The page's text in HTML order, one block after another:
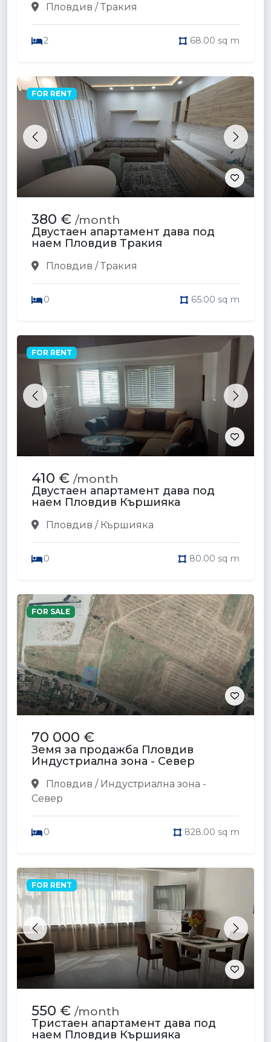
Пловдив / Тракия
2 68.00 sq m
Previous Next
FOR RENT
380 € /month
Двустаен апартамент дава под
наем Пловдив Тракия
Пловдив / Тракия
0 65.00 sq m
Previous Next
FOR RENT
410 € /month
Двустаен апартамент дава под
наем Пловдив Кършияка
Пловдив / Кършияка
0 80.00 sq m
FOR SALE
70 000 €
Земя за продажба Пловдив
Индустриална зона - Север
Пловдив / Индустриална зона -
Север
0 828.00 sq m
Previous Next
FOR RENT
550 € /month
Тристаен апартамент дава под
наем Пловдив Кършияка